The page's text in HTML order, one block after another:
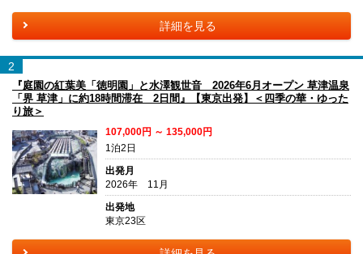
詳細を見る
2
『庭園の紅葉美「徳明園」と水澤観世音 2026年6月オープン 草津温泉
「界 草津」に約18時間滞在 2日間』【東京出発】＜四季の華・ゆった
り旅＞
107,000円 ～ 135,000円
1泊2日
出発月
2026年 11月
出発地
東京23区